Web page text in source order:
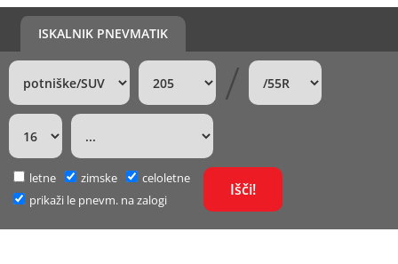
ISKALNIK PNEVMATIK
/
letne zimske
celoletne
prikaži le pnevm. na zalogi